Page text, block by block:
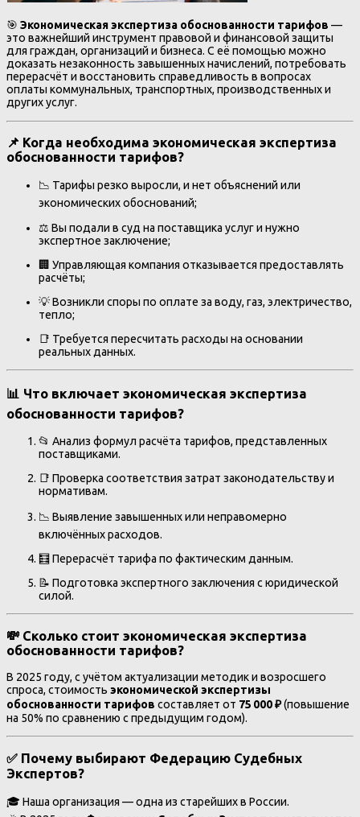
🎯 Экономическая экспертиза обоснованности тарифов —
это важнейший инструмент правовой и финансовой защиты
для граждан, организаций и бизнеса. С её помощью можно
доказать незаконность завышенных начислений, потребовать
перерасчёт и восстановить справедливость в вопросах
оплаты коммунальных, транспортных, производственных и
других услуг.
📌 Когда необходима экономическая экспертиза
обоснованности тарифов?
📉 Тарифы резко выросли, и нет объяснений или
экономических обоснований;
⚖ Вы подали в суд на поставщика услуг и нужно
экспертное заключение;
🏢 Управляющая компания отказывается предоставлять
расчёты;
💡 Возникли споры по оплате за воду, газ, электричество,
тепло;
📑 Требуется пересчитать расходы на основании
реальных данных.
📊 Что включает экономическая экспертиза
обоснованности тарифов?
📂 Анализ формул расчёта тарифов, представленных
поставщиками.
📑 Проверка соответствия затрат законодательству и
нормативам.
📉 Выявление завышенных или неправомерно
включённых расходов.
🧮 Перерасчёт тарифа по фактическим данным.
📝 Подготовка экспертного заключения с юридической
силой.
💸 Сколько стоит экономическая экспертиза
обоснованности тарифов?
В 2025 году, с учётом актуализации методик и возросшего
спроса, стоимость экономической экспертизы
обоснованности тарифов составляет от 75 000 ₽(повышение
на 50% по сравнению с предыдущим годом).
✅ Почему выбирают Федерацию Судебных
Экспертов?
🎓 Наша организация — одна из старейших в России.